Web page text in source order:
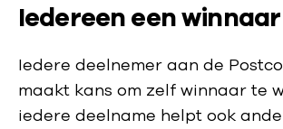
Iedereen een winnaar
Iedere deelnemer aan de
maakt kans om zelf winnaar te
iedere deelname helpt ook